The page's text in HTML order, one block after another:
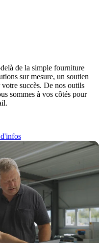
de la simple fourniture
sur mesure, un soutien
succès. De nos outils
sommes à vos côtés pour